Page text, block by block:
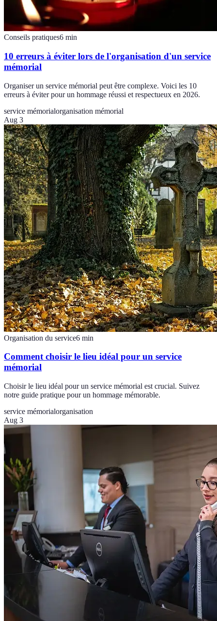
Conseils pratiques6 min
10 erreurs à éviter lors de l'organisation d'un service
mémorial
Organiser un service mémorial peut être complexe. Voici les 10
erreurs à éviter pour un hommage réussi et respectueux en 2026.
service mémorialorganisation mémorial
Aug 3
Organisation du service6 min
Comment choisir le lieu idéal pour un service
mémorial
Choisir le lieu idéal pour un service mémorial est crucial. Suivez
notre guide pratique pour un hommage mémorable.
service mémorialorganisation
Aug 3